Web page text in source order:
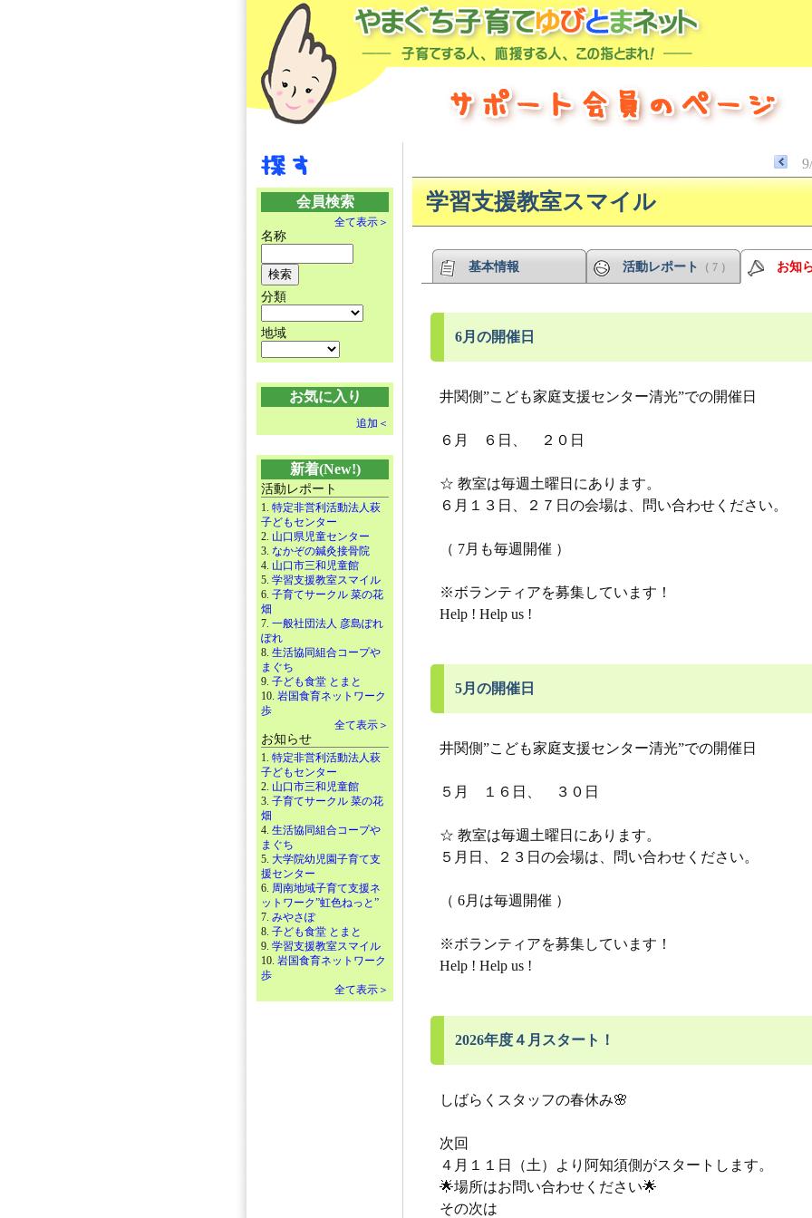
会員検索
全て表示＞
名称
分類
地域
お気に入り
追加＜
新着(New!)
活動レポート
1. 特定非営利活動法人萩
子どもセンター
2. 山口県児童センター
3. なかぞの鍼灸接骨院
4. 山口市三和児童館
5. 学習支援教室スマイル
6. 子育てサークル 菜の花
畑
7. 一般社団法人 彦島ぽれ
ぽれ
8. 生活協同組合コープや
まぐち
9. 子ども食堂 とまと
10. 岩国食育ネットワーク
歩
全て表示＞
お知らせ
1. 特定非営利活動法人萩
子どもセンター
2. 山口市三和児童館
3. 子育てサークル 菜の花
畑
4. 生活協同組合コープや
まぐち
5. 大学院幼児園子育て支
援センター
6. 周南地域子育て支援ネ
ットワーク”虹色ねっと”
7. みやさぽ
8. 子ども食堂 とまと
9. 学習支援教室スマイル
10. 岩国食育ネットワーク
歩
全て表示＞
学習支援教室スマイル
基本情報 活動レポート （ 7 ） お知
6月の開催日
井関側”こども家庭支援センター清光”での開催日
６月 ６日、 ２０日
☆ 教室は毎週土曜日にあります。
６月１３日、２７日の会場は、問い合わせください。
（ 7月も毎週開催 ）
※ボランティアを募集しています！
Help ! Help us !
5月の開催日
井関側”こども家庭支援センター清光”での開催日
５月 １６日、 ３０日
☆ 教室は毎週土曜日にあります。
５月日、２３日の会場は、問い合わせください。
（ 6月は毎週開催 ）
※ボランティアを募集しています！
Help ! Help us !
2026年度４月スタート！
しばらくスタッフの春休み🌸
次回
４月１１日（土）より阿知須側がスタートします。
🌟場所はお問い合わせください🌟
その次は